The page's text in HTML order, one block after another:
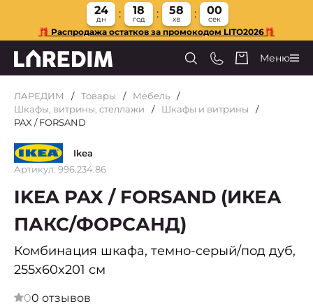
24
дн
18
год
58
хв
00
сек
🎁 Распродажа остатков за промокодом LITO2026🎁
Меню
ЛАРЕДИМ Товары
Мебель
Шкафы, витрины, стеллажи
Шкафы и витрины
PAX / FORSAND
Ikea
Артикул: 996.234.86
IKEA PAX / FORSAND (ИКЕА
ПАКС/ФОРСАНД)
Комбинация шкафа, темно-серый/под дуб,
255x60x201 см
00 отзывов